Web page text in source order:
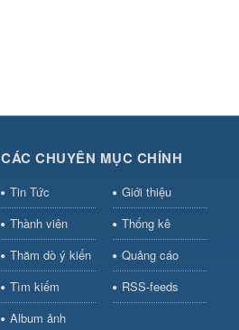
CÁC CHUYÊN MỤC CHÍNH
Tin Tức
Giới thiệu
Thành viên
Thống kê
Thăm dò ý kiến
Quảng cáo
Tìm kiếm
RSS-feeds
Album ảnh